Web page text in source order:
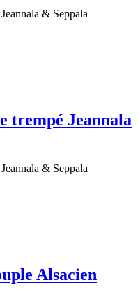
& Seppala
trempé Jeannala
& Seppala
Alsacien